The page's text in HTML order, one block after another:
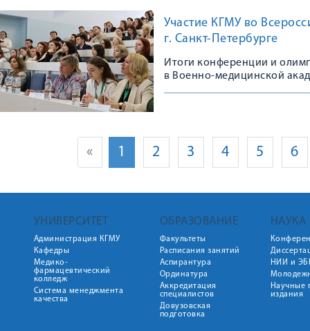
Участие КГМУ во
г. Санкт-Петербурге
Итоги конференции и
в Военно-медицинской
« 1 2 3 4 5 6
УНИВЕРСИТЕТ
Администрация КГМУ
Кафедры
Медико-
фармацевтический
колледж
Система менеджмента
качества
ОБРАЗОВАНИЕ
Факультеты
Расписания занятий
Аспирантура
Ординатура
Аккредитация
специалистов
Довузовская
подготовка
НАУКА
НИИ и
Научные
издания